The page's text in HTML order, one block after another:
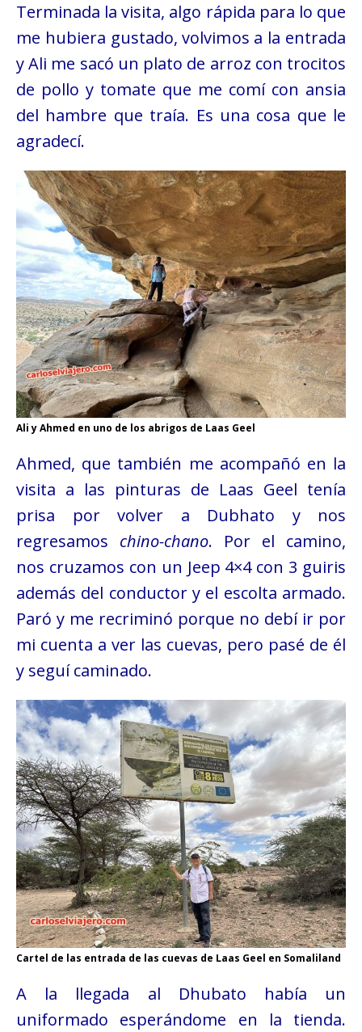
Terminada la visita, algo rápida para lo que
me hubiera gustado, volvimos a la entrada
y Ali me sacó un plato de arroz con trocitos
de pollo y tomate que me comí con ansia
del hambre que traía. Es una cosa que le
agradecí.
Ali y Ahmed en uno de los abrigos de Laas Geel
Ahmed, que también me acompañó en la
visita a las pinturas de Laas Geel tenía
prisa por volver a Dubhato y nos
regresamos chino-chano. Por el camino,
nos cruzamos con un Jeep 4×4 con 3 guiris
además del conductor y el escolta armado.
Paró y me recriminó porque no debí ir por
mi cuenta a ver las cuevas, pero pasé de él
y seguí caminado.
Cartel de las entrada de las cuevas de Laas Geel en Somaliland
A la llegada al Dhubato había un
uniformado esperándome en la tienda.